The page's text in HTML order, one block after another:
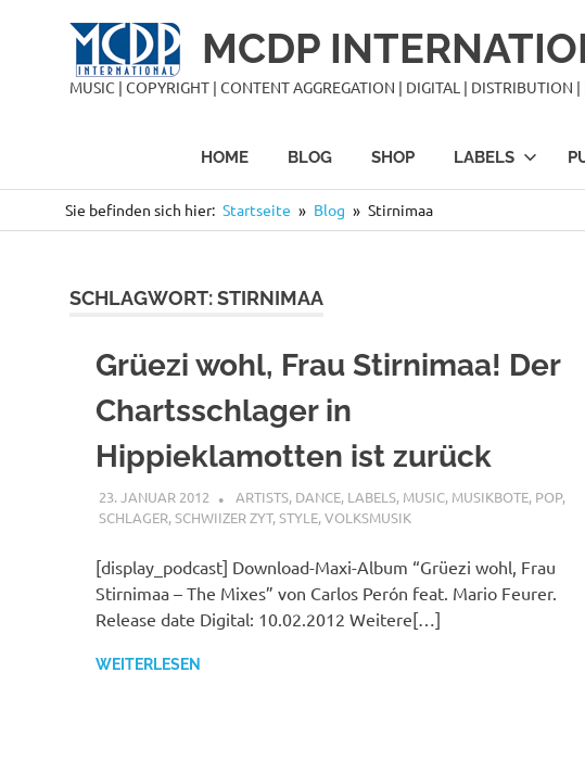
MCDP
MUSIC | COPYRIGHT | CONTENT AGGREGATION | DIGITAL | DISTRIBUTION
HOME BLOG SHOP LABELS
Sie befinden sich hier: Startseite Blog Stirnimaa
SCHLAGWORT:STIRNIMAA
Grüezi wohl, Frau Stirnimaa! Der
Chartsschlager in
Hippieklamotten ist zurück
23. JANUAR 2012 MCDP-INTERNATIONAL
ARTISTS, DANCE, LABELS, MUSIC, MUSIKBOTE, POP,
SCHLAGER,SCHWIIZER ZYT,STYLE,VOLKSMUSIK
[display_podcast] Download-Maxi-Album “Grüezi wohl, Frau
Stirnimaa – The Mixes” von Carlos Perón feat. Mario Feurer.
Release date Digital: 10.02.2012 Weitere[…]
WEITERLESEN